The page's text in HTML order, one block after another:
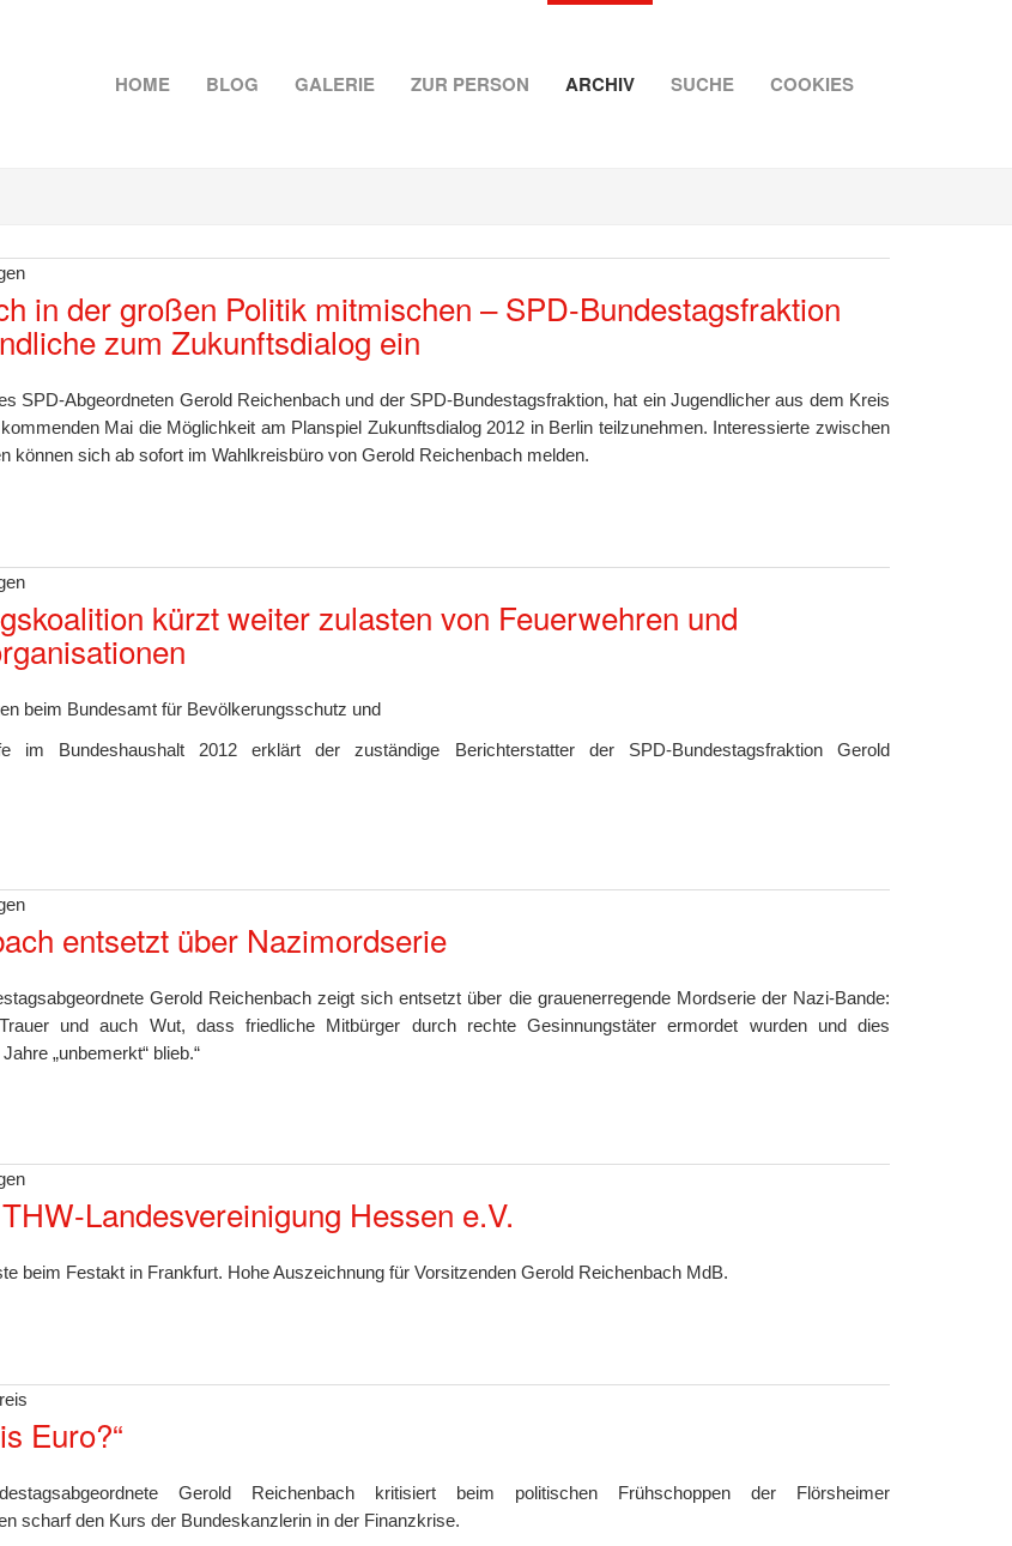
HOME BLOG GALERIE ZUR PERSON ARCHIV SUCHE COOKIES
in der großen Politik mitmischen – SPD-Bundestagsfraktion
zum Zukunftsdialog ein
SPD-Abgeordneten Gerold Reichenbach und der SPD-Bundestagsfraktion, hat ein Jugendlicher aus dem Kreis
Mai die Möglichkeit am Planspiel Zukunftsdialog 2012 in Berlin teilzunehmen. Interessierte zwischen
können sich ab sofort im Wahlkreisbüro von Gerold Reichenbach melden.
kürzt weiter zulasten von Feuerwehren und
beim Bundesamt für Bevölkerungsschutz und
im Bundeshaushalt 2012 erklärt der zuständige Berichterstatter der SPD-Bundestagsfraktion Gerold
entsetzt über Nazimordserie
Gerold Reichenbach zeigt sich entsetzt über die grauenerregende Mordserie der Nazi-Bande:
und auch Wut, dass friedliche Mitbürger durch rechte Gesinnungstäter ermordet wurden und dies
„unbemerkt“ blieb.“
Landesvereinigung Hessen e.V.
beim Festakt in Frankfurt. Hohe Auszeichnung für Vorsitzenden Gerold Reichenbach MdB.
Euro?“
Gerold Reichenbach kritisiert beim politischen Frühschoppen der Flörsheimer
scharf den Kurs der Bundeskanzlerin in der Finanzkrise.